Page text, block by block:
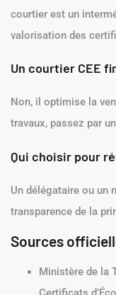
courtier est un
valorisation des
Un courtier CEE
Non, il optimise la
travaux, passez par
Qui choisir pour
Un délégataire ou un
transparence de la
Sources
Ministère de la